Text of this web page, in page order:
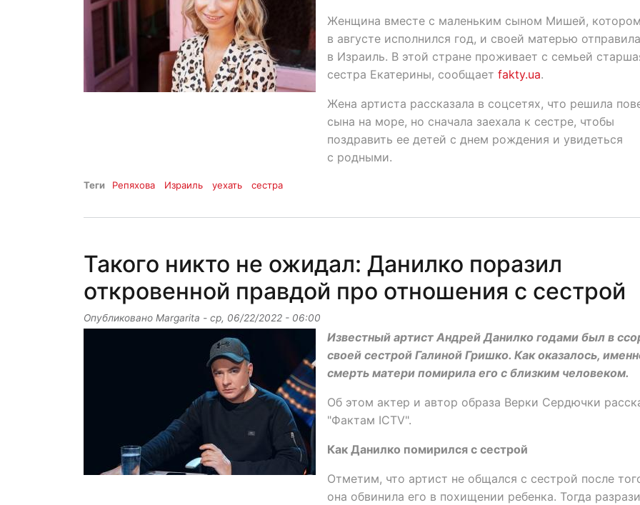
Женщина вместе с маленьким сыном Мишей,
в августе исполнился год, и своей матерью
в Израиль. В этой стране проживает с семьей
сестра Екатерины, сообщает fakty.ua.
Жена артиста рассказала в соцсетях, что решила
сына на море, но сначала заехала к сестре, чтобы
поздравить ее детей с днем рождения и увидеться
с родными.
Теги Репяхова Израиль уехать сестра
Такого никто не ожидал: Данилко поразил
откровенной правдой про отношения с сестрой
Опубликовано Margarita - ср, 06/22/2022 - 06:00
Известный артист Андрей Данилко годами был в
своей сестрой Галиной Гришко. Как оказалось,
смерть матери помирила его с близким человеком.
Об этом актер и автор образа Верки Сердючки
"Фактам ICTV".
Как Данилко помирился с сестрой
Отметим, что артист не общался с сестрой после
она обвинила его в похищении ребенка. Тогда